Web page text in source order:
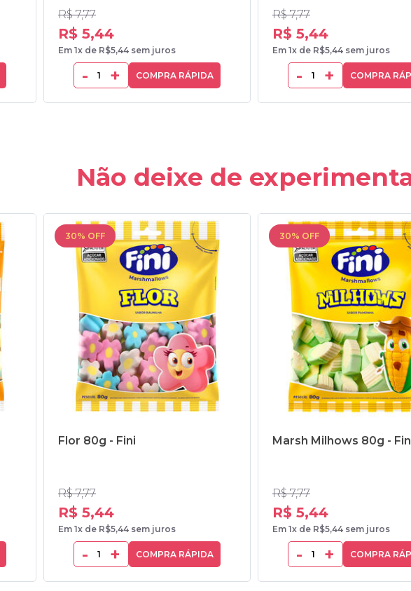
R$ 7,77
R$ 5,44
Em 1x de R$5,44 sem juros
- + COMPRA RÁPIDA
R$ 7,77
R$ 5,44
Em 1x de R$5,44 sem juros
- + COMPRA
Não deixe de
30% OFF
Flor 80g - Fini
R$ 7,77
R$ 5,44
Em 1x de R$5,44 sem juros
- + COMPRA RÁPIDA
30% OFF
Marsh Milhows 80g -
R$ 7,77
R$ 5,44
Em 1x de R$5,44 sem juros
- + COMPRA